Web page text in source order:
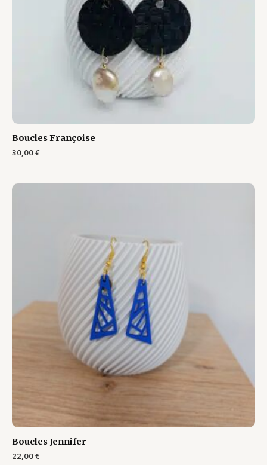
Boucles Françoise
30,00€
Boucles Jennifer
22,00€